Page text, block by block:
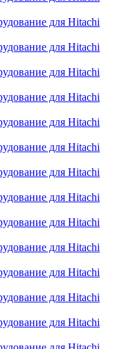
для Hitachi
для Hitachi
для Hitachi
для Hitachi
для Hitachi
для Hitachi
для Hitachi
для Hitachi
для Hitachi
для Hitachi
для Hitachi
для Hitachi
для Hitachi